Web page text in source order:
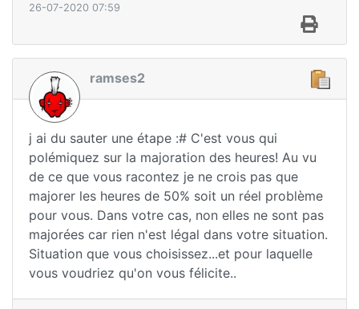
26-07-2020 07:59
ramses2
j ai du sauter une étape :# C'est vous qui
polémiquez sur la majoration des heures! Au vu
de ce que vous racontez je ne crois pas que
majorer les heures de 50% soit un réel problème
pour vous. Dans votre cas, non elles ne sont pas
majorées car rien n'est légal dans votre situation.
Situation que vous choisissez...et pour laquelle
vous voudriez qu'on vous félicite..